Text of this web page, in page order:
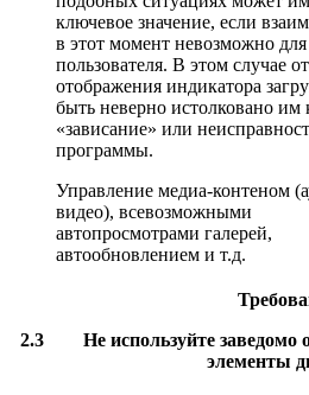
ключевое значение, если
в этот момент невозможно для
пользователя. В этом случае
отображения индикатора
быть неверно истолковано им
«зависание» или
программы.
Управление медиа-контеном
видео), всевозможными
автопросмотрами галерей,
автообновлением и т.д.
2.3
Не используйте заведомо
элементы